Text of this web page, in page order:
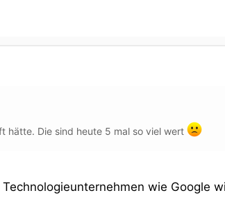
hätte. Die sind heute 5 mal so viel wert
wie Google